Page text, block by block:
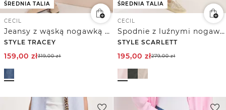
ŚREDNIA TALIA
CECIL
Jeansy z wąską nogawką Mid Waist w stylu Casual Fit
STYLE TRACEY
159,00 zł319,00zł
ŚREDNIA TALIA
CECIL
Spodnie z luźnymi nogawkami Mid Waist w stylu Casual Fit
STYLE SCARLETT
195,00 zł279,00zł